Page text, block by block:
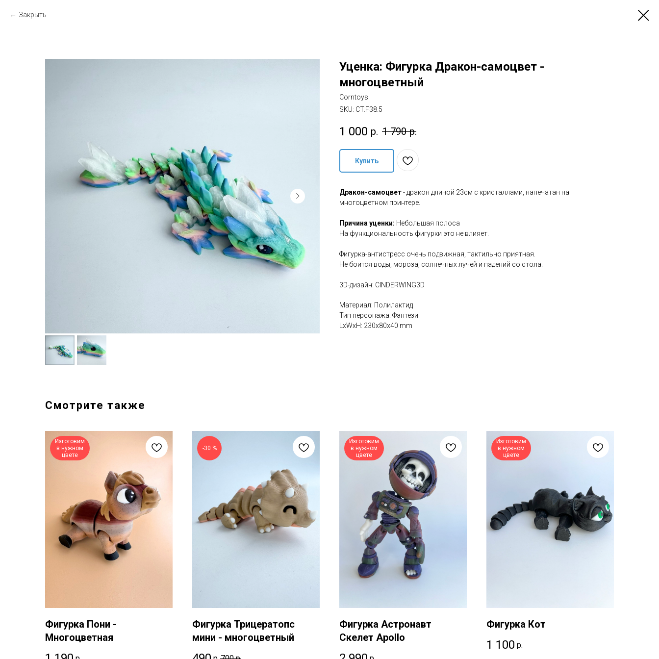
Закрыть
Уценка: Фигурка Дракон-самоцвет -
многоцветный
Corntoys
SKU: CT.F38.5
1 000 р. 1 790 р.
Купить
Дракон-самоцвет- дракон длиной 23см с кристаллами, напечатан на
многоцветном принтере.
Причина уценки: Небольшая полоса
На функциональность фигурки это не влияет.
Фигурка-антистресс очень подвижная, тактильно приятная.
Не боится воды, мороза, солнечных лучей и падений со стола.
3D-дизайн: CINDERWING3D
Материал: Полилактид
Тип персонажа: Фэнтези
LxWxH: 230x80x40 mm
Смотрите также
Изготовим
в нужном
цвете
Фигурка Пони -
Многоцветная
-30 %
Фигурка Трицератопс
мини - многоцветный
Изготовим
в нужном
цвете
Фигурка Астронавт
Скелет Apollo
Изготовим
в нужном
цвете
Фигурка Кот
1 100 р.